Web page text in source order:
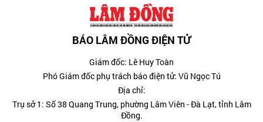
BÁO LÂM ĐỒNG ĐIỆN TỬ
Giám đốc: Lê Huy Toàn
Phó Giám đốc phụ trách báo điện tử: Vũ Ngọc Tú
Địa chỉ:
Trụ sở 1: Số 38 Quang Trung, phường Lâm Viên - Đà Lạt, tỉnh Lâm
Đồng.